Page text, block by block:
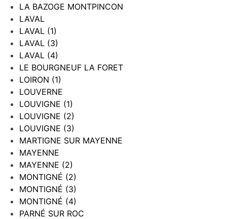
LA BAZOGE MONTPINCON
LAVAL
LAVAL (1)
LAVAL (3)
LAVAL (4)
LE BOURGNEUF LA FORET
LOIRON (1)
LOUVERNE
LOUVIGNE (1)
LOUVIGNE (2)
LOUVIGNE (3)
MARTIGNE SUR MAYENNE
MAYENNE
MAYENNE (2)
MONTIGNÉ (2)
MONTIGNÉ (3)
MONTIGNÉ (4)
PARNÉ SUR ROC